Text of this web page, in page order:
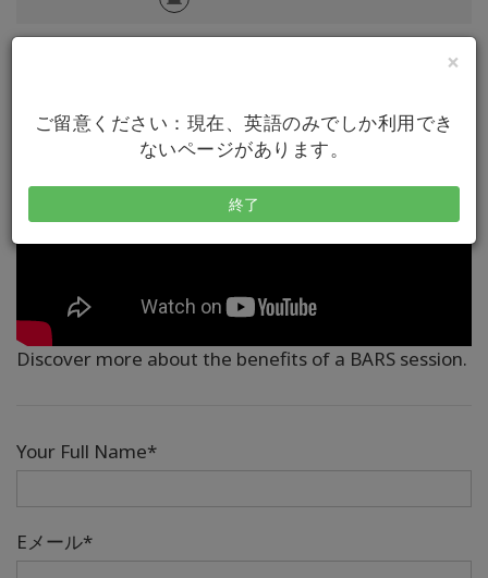
×
ご留意ください：現在、英語のみでしか利用でき
ないページがあります。
終了
Discover more about the benefits of a BARS session.
Your Full Name*
Eメール*